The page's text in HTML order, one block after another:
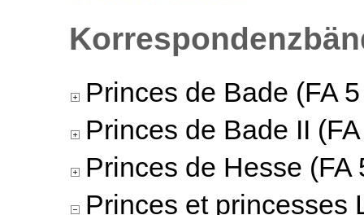
Princes de Bade (FA
Princes de Bade II
Princes de Hesse (FA
Princes et princesses